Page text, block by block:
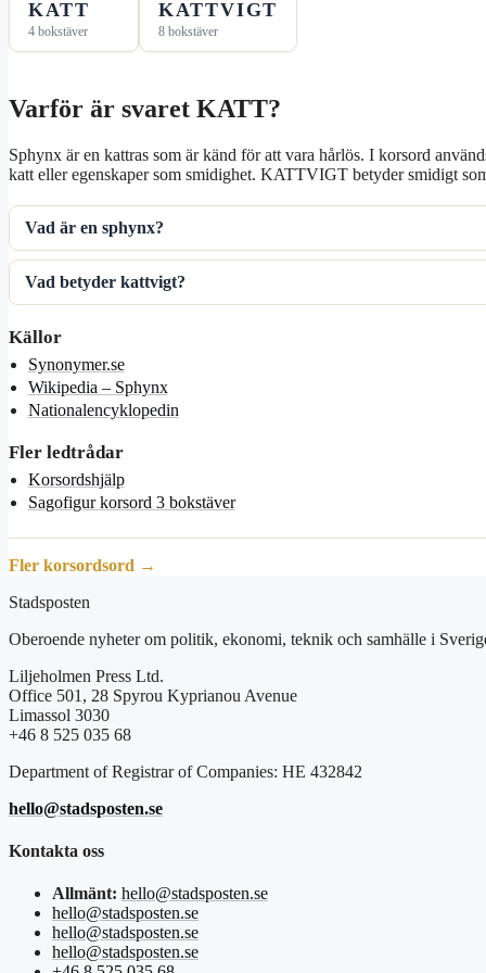
KATT
4 bokstäver
KATTVIGT
8 bokstäver
Varför är svaret KATT?
Sphynx är en kattras som är känd för att vara hårlös. I korsord
katt eller egenskaper som smidighet. KATTVIGT betyder smidigt
Vad är en sphynx?
Vad betyder kattvigt?
Källor
Synonymer.se
Wikipedia – Sphynx
Nationalencyklopedin
Fler ledtrådar
Korsordshjälp
Sagofigur korsord 3 bokstäver
Fler korsordsord →
Stadsposten
Oberoende nyheter om politik, ekonomi, teknik och samhälle i
Liljeholmen Press Ltd.
Office 501, 28 Spyrou Kyprianou Avenue
Limassol 3030
+46 8 525 035 68
Department of Registrar of Companies: HE 432842
hello@stadsposten.se
Kontakta oss
Allmänt: hello@stadsposten.se
hello@stadsposten.se
hello@stadsposten.se
hello@stadsposten.se